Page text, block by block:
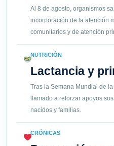
Al 8 de agosto, organismos
incorporación de la atención
comunitarios y de atención
NUTRICIÓN
Lactancia y
Tras la Semana Mundial de
llamado a reforzar apoyos
nacidos y familias.
CRÓNICAS